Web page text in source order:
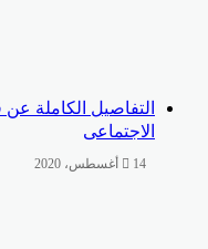
التفاصيل الكاملة عن
الاجتماعى